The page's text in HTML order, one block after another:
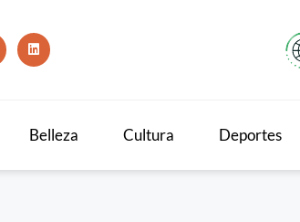
Belleza Cultura Deportes